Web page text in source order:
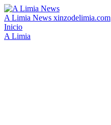
A Limia News xinzodelimia.com
Inicio
A Limia